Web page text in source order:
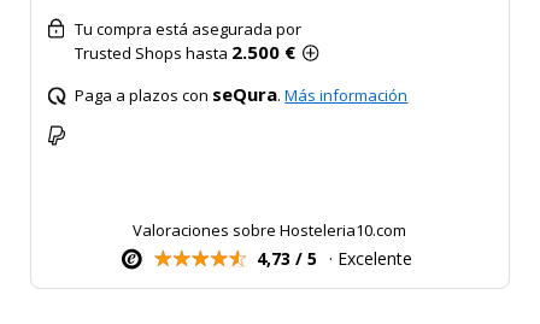
Tu compra está asegurada por
Trusted Shops hasta 2.500 €
Paga a plazos con seQura.Más información
Valoraciones sobre Hosteleria10.com
4,73 / 5 · Excelente